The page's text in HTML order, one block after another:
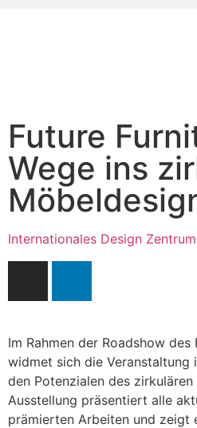
Future
Wege ins
Internationales Design
Im Rahmen der Roadshow
widmet sich die Veranstaltung
den Potenzialen des zirkulären
Ausstellung präsentiert alle
prämierten Arbeiten und zeigt